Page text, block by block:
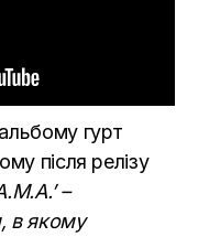
гурт
після релізу
–
в якому